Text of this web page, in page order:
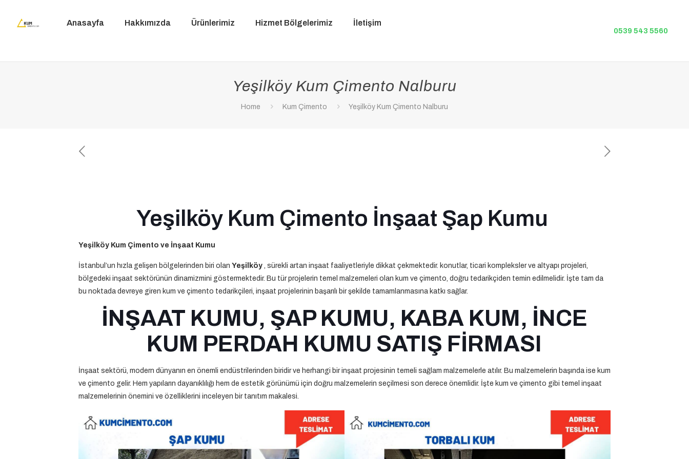
Anasayfa Hakkımızda Ürünlerimiz Hizmet Bölgelerimiz İletişim
0539 543 5560
Yeşilköy Kum Çimento Nalburu
Home Kum Çimento Yeşilköy Kum Çimento Nalburu
Yeşilköy Kum Çimento İnşaat Şap Kumu
Yeşilköy Kum Çimento ve İnşaat Kumu
İstanbul’un hızla gelişen bölgelerinden biri olan Yeşilköy , sürekli artan inşaat faaliyetleriyle dikkat çekmektedir. konutlar, ticari kompleksler ve altyapı projeleri,
bölgedeki inşaat sektörünün dinamizmini göstermektedir. Bu tür projelerin temel malzemeleri olan kum ve çimento, doğru tedarikçiden temin edilmelidir. İşte tam da
bu noktada devreye giren kum ve çimento tedarikçileri, inşaat projelerinin başarılı bir şekilde tamamlanmasına katkı sağlar.
İNŞAAT KUMU, ŞAP KUMU, KABA KUM, İNCE
KUM PERDAH KUMU SATIŞ FİRMASI
İnşaat sektörü, modern dünyanın en önemli endüstrilerinden biridir ve herhangi bir inşaat projesinin temeli sağlam malzemelerle atılır. Bu malzemelerin başında ise kum
ve çimento gelir. Hem yapıların dayanıklılığı hem de estetik görünümü için doğru malzemelerin seçilmesi son derece önemlidir. İşte kum ve çimento gibi temel inşaat
malzemelerinin önemini ve özelliklerini inceleyen bir tanıtım makalesi.